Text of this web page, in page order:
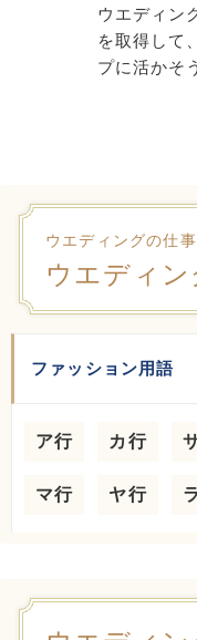
ウエディン
を取得して
プに活かそう
ウエディングの仕
ウエディン
ファッション用語
ア行 カ行
マ行 ヤ行